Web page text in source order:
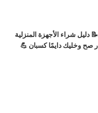
📝 دليل شراء الأجهزة المنزلية